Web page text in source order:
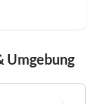
Umgebung